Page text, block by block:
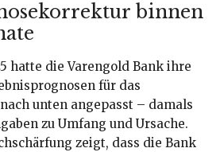
binnen
hatte die Varengold Bank ihre
für das
unten angepasst – damals
zu Umfang und Ursache.
zeigt, dass die Bank